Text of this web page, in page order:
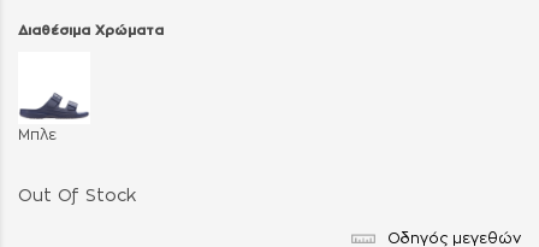
Διαθέσιμα Χρώματα
Μπλε
Out Of Stock
Οδηγός μεγεθών